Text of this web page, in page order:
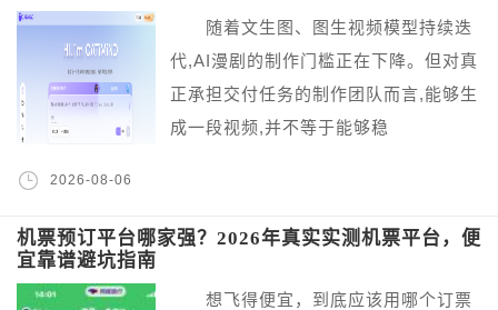
随着文生图、图生视频模型持续迭
代,AI漫剧的制作门槛正在下降。但对真
正承担交付任务的制作团队而言,能够生
成一段视频,并不等于能够稳
2026-08-06
机票预订平台哪家强？2026年真实实测机票平台，便
宜靠谱避坑指南
想飞得便宜，到底应该用哪个订票